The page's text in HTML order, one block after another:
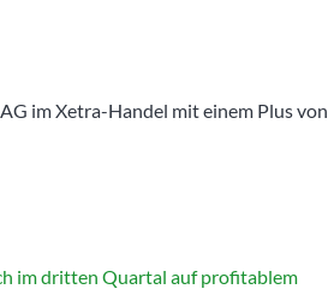
im Xetra-Handel mit einem Plus von
im dritten Quartal auf profitablem